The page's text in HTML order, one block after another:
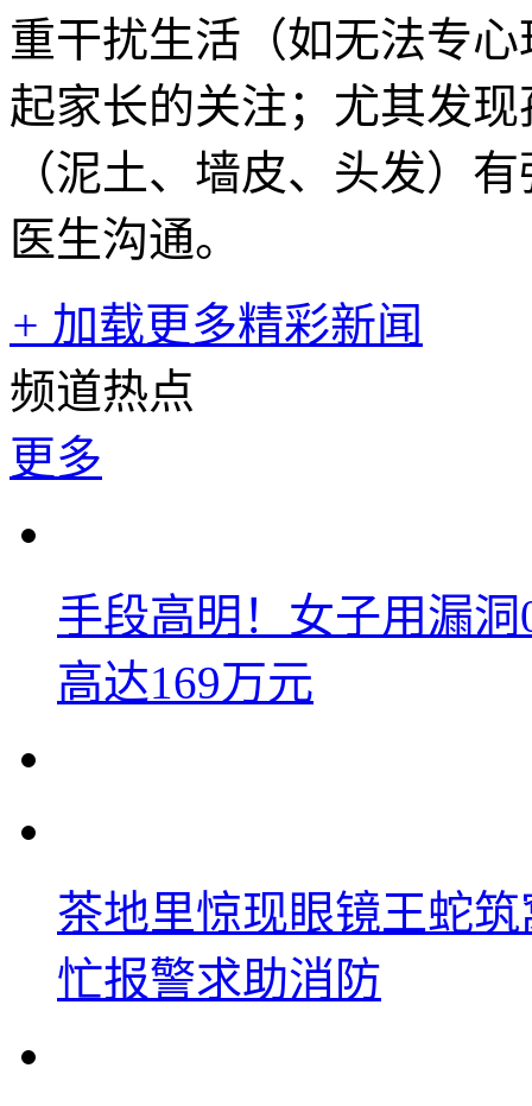
重干扰生活（如无法专
起家长的关注；尤其发
（泥土、墙皮、头发）
医生沟通。
+ 加载更多精彩新闻
频道热点
更多
手段高明！女子用漏
高达169万元
茶地里惊现眼镜王蛇
忙报警求助消防